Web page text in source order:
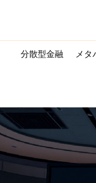
分散型金融 メタ